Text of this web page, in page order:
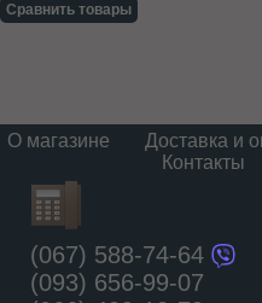
Сравнить товары
О магазине Доставка и
Контакты
(067) 588-74-64
(093) 656-99-07